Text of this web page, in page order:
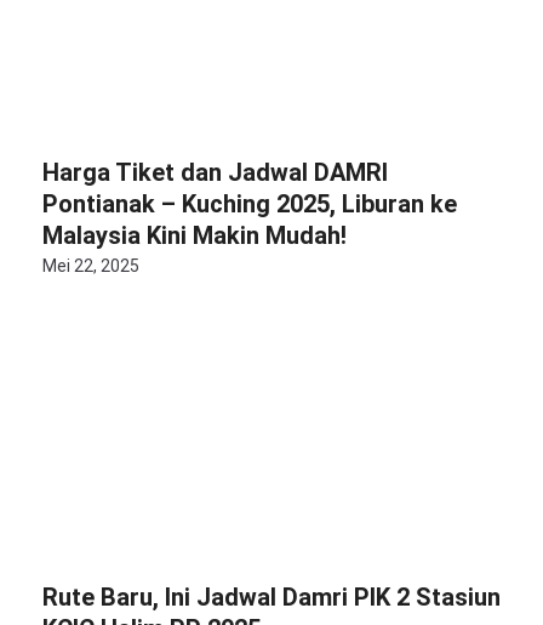
Harga Tiket dan Jadwal DAMRI
Pontianak – Kuching 2025, Liburan ke
Malaysia Kini Makin Mudah!
Mei 22, 2025
Rute Baru, Ini Jadwal Damri PIK 2 Stasiun